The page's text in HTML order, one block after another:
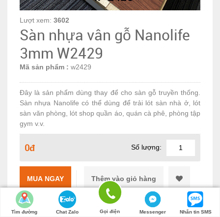
Lượt xem: 3602
Sàn nhựa vân gỗ Nanolife
3mm W2429
Mã sản phẩm : w2429
Đây là sản phẩm dùng thay để cho sàn gỗ truyền thống.
Sàn nhựa Nanolife có thể dùng để trải lót sàn nhà ở, lót
sàn văn phòng, lót shop quần áo, quán cà phê, phòng tập
gym v.v.
0đ Số lượng:
MUA NGAY
Tìm đường Chat Zalo Gọi điện Messenger Nhắn tin SMS